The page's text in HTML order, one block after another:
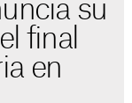
su
final
en